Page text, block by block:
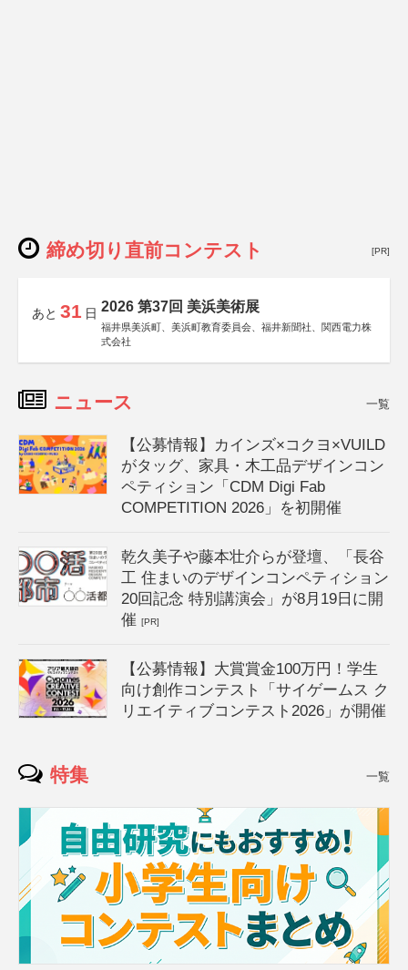
締め切り直前コンテスト [PR]
あと 31 日 2026 第37回 美浜美術展
福井県美浜町、美浜町教育委員会、福井新聞社、関西電力株
式会社
ニュース 一覧
【公募情報】カインズ×コクヨ×VUILD
がタッグ、家具・木工品デザインコン
ペティション「CDM Digi Fab
COMPETITION 2026」を初開催
乾久美子や藤本壮介らが登壇、「長谷
工 住まいのデザインコンペティション
20回記念 特別講演会」が8月19日に開
催[PR]
【公募情報】大賞賞金100万円！学生
向け創作コンテスト「サイゲームス ク
リエイティブコンテスト2026」が開催
特集 一覧